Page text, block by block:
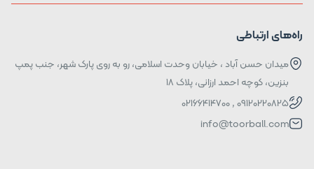
راه‌های ارتباطی
میدان حسن آباد ، خیابان وحدت اسلامی، رو به روی پارک شهر، جنب پمپ
بنزین، کوچه احمد ارزانی، پلاک ۱۸
09120220825 , 02166414700
info@toorball.com